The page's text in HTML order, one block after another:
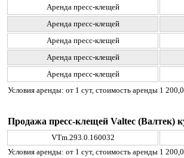
Аренда пресс-клещей
Аренда пресс-клещей
Аренда пресс-клещей
Аренда пресс-клещей
Аренда пресс-клещей
Условия аренды: от 1 сут, стоимость аренды 1
Продажа пресс-клещей Valtec (Валтек)
VTm.293.0.160032
Условия аренды: от 1 сут, стоимость аренды 1